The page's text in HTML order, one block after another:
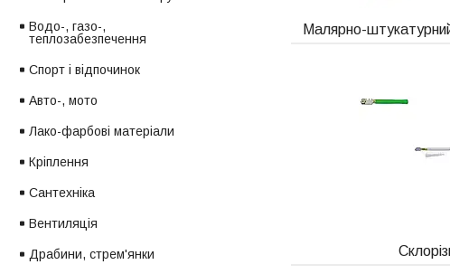
Малярно-
Водо-, газо-,
теплозабезпечення
Спорт і відпочинок
Авто-, мото
Лако-фарбові матеріали
Кріплення
Сантехніка
Вентиляція
Драбини, стрем'янки